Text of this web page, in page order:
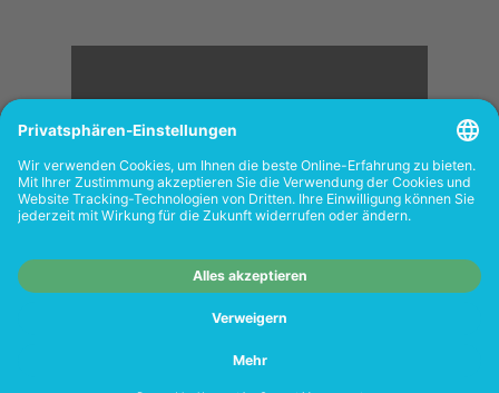
<
FOLGEN SIE UNS
Shops richtet sich nicht an Wiederverkäufer.
www.tonerhersteller.de